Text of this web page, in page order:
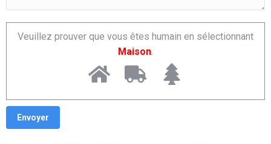
Veuillez prouver que vous êtes humain en sélectionnant
Maison.